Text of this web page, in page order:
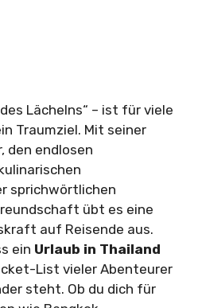
Lächelns“ – ist für viele
Traumziel. Mit seiner
den endlosen
sprichwörtlichen
übt es eine
auf Reisende aus.
ein Urlaub in Thailand
List vieler Abenteurer
steht. Ob du dich für